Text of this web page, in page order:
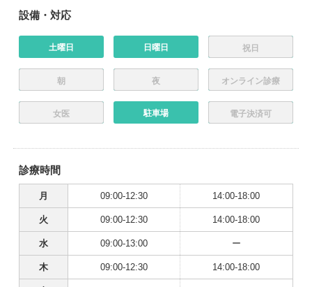
設備・対応
土曜日 日曜日 祝日
朝 夜 オンライン診療
女医 駐車場 電子決済可
診療時間
月 09:00-12:30 14:00-18:00
火 09:00-12:30 14:00-18:00
水 09:00-13:00 ー
木 09:00-12:30 14:00-18:00